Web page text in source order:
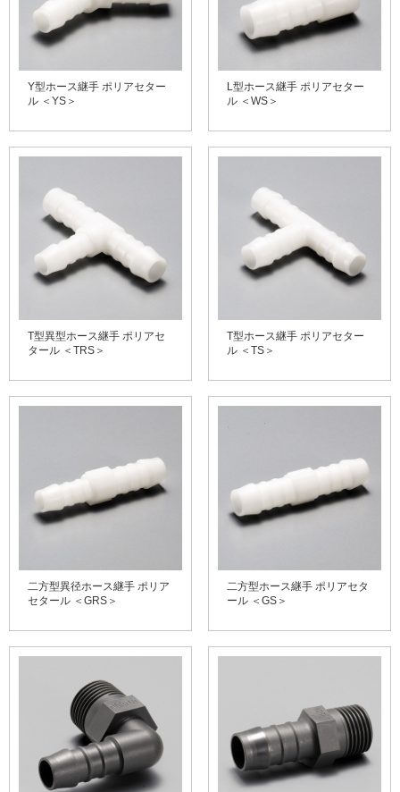
Y型ホース継手 ポリアセター
ル ＜YS＞
L型ホース継手 ポリアセター
ル ＜WS＞
T型異型ホース継手 ポリアセ
タール ＜TRS＞
T型ホース継手 ポリアセター
ル ＜TS＞
二方型異径ホース継手 ポリア
セタール ＜GRS＞
二方型ホース継手 ポリアセタ
ール ＜GS＞